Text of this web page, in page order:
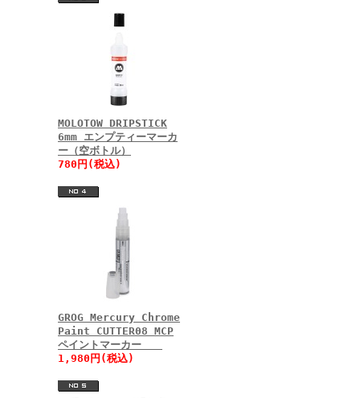
MOLOTOW DRIPSTICK
6mm エンプティーマーカ
ー（空ボトル）
780円(税込)
GROG Mercury Chrome
Paint CUTTER08 MCP
ペイントマーカー
1,980円(税込)